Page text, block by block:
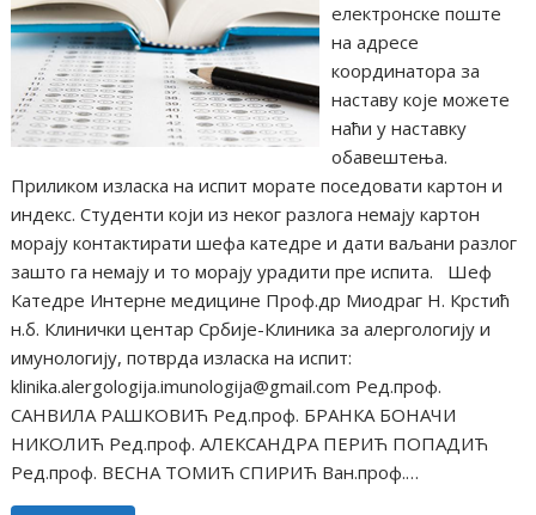
електронске поште
на адресе
координатора за
наставу које можете
наћи у наставку
обавештења.
Приликом изласка на испит морате поседовати картон и
индекс. Студенти који из неког разлога немају картон
морају контактирати шефа катедре и дати ваљани разлог
зашто га немају и то морају урадити пре испита. Шеф
Катедре Интерне медицине Проф.др Миодраг Н. Крстић
н.б. Клинички центар Србије-Клиника за алергологију и
имунологију, потврда изласка на испит:
klinika.alergologija.imunologija@gmail.com Ред.проф.
САНВИЛА РАШКОВИЋ Ред.проф. БРАНКА БОНАЧИ
НИКОЛИЋ Ред.проф. АЛЕКСАНДРА ПЕРИЋ ПОПАДИЋ
Ред.проф. ВЕСНА ТОМИЋ СПИРИЋ Ван.проф.…